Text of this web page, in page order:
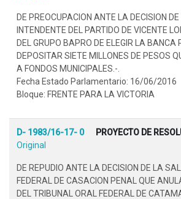
DE PREOCUPACION ANTE LA DECISION
INTENDENTE DEL PARTIDO DE VICENTE
DEL GRUPO BAPRO DE ELEGIR LA BANCA
DEPOSITAR SIETE MILLONES DE PESOS
A FONDOS MUNICIPALES.-.
Fecha Estado Parlamentario: 16/06/2016
Bloque: FRENTE PARA LA VICTORIA
D- 1983/16-17- 0 PROYECTO DE
Original
DE REPUDIO ANTE LA DECISION DE LA
FEDERAL DE CASACION PENAL QUE
DEL TRIBUNAL ORAL FEDERAL DE